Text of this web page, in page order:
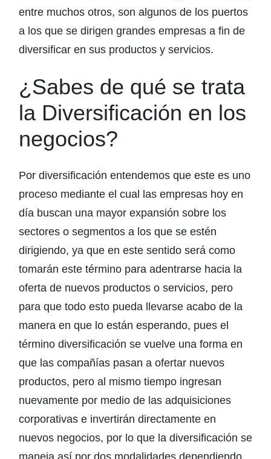
entre muchos otros, son algunos de los puertos
a los que se dirigen grandes empresas a fin de
diversificar en sus productos y servicios.
¿Sabes de qué se trata
la Diversificación en los
negocios?
Por diversificación entendemos que este es uno
proceso mediante el cual las empresas hoy en
día buscan una mayor expansión sobre los
sectores o segmentos a los que se estén
dirigiendo, ya que en este sentido será como
tomarán este término para adentrarse hacia la
oferta de nuevos productos o servicios, pero
para que todo esto pueda llevarse acabo de la
manera en que lo están esperando, pues el
término diversificación se vuelve una forma en
que las compañías pasan a ofertar nuevos
productos, pero al mismo tiempo ingresan
nuevamente por medio de las adquisiciones
corporativas e invertirán directamente en
nuevos negocios, por lo que la diversificación se
maneja así por dos modalidades dependiendo